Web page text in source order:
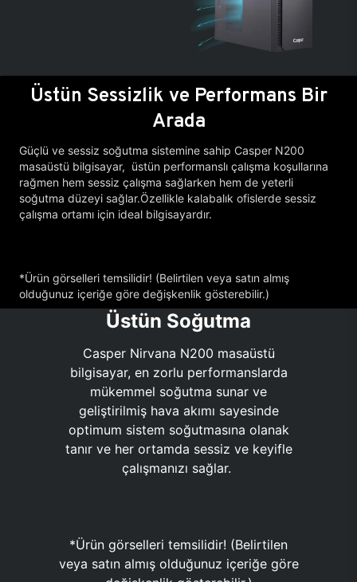
Üstün Sessizlik ve Performans Bir
Arada
Güçlü ve sessiz soğutma sistemine sahip Casper N200
masaüstü bilgisayar, üstün performanslı çalışma koşullarına
rağmen hem sessiz çalışma sağlarken hem de yeterli
soğutma düzeyi sağlar.Özellikle kalabalık ofislerde sessiz
çalışma ortamı için ideal bilgisayardır.
*Ürün görselleri temsilidir! (Belirtilen veya satın almış
olduğunuz içeriğe göre değişkenlik gösterebilir.)
Üstün Soğutma
Casper Nirvana N200 masaüstü
bilgisayar, en zorlu performanslarda
mükemmel soğutma sunar ve
geliştirilmiş hava akımı sayesinde
optimum sistem soğutmasına olanak
tanır ve her ortamda sessiz ve keyifle
çalışmanızı sağlar.
*Ürün görselleri temsilidir! (Belirtilen
veya satın almış olduğunuz içeriğe göre